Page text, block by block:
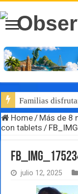
Familias
Home/ Más de 8
con tablets /
julio 12, 2025